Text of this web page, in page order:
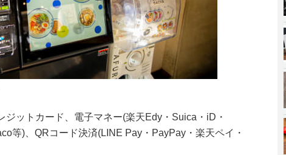
ジットカード、電子マネー(楽天Edy・Suica・iD・
等)、QRコード決済(LINE Pay・PayPay・楽天ペイ・